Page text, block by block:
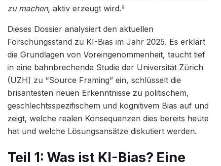
zu machen, aktiv erzeugt wird.9
Dieses Dossier analysiert den aktuellen
Forschungsstand zu KI-Bias im Jahr 2025. Es erklärt
die Grundlagen von Voreingenommenheit, taucht tief
in eine bahnbrechende Studie der Universität Zürich
(UZH) zu “Source Framing” ein, schlüsselt die
brisantesten neuen Erkenntnisse zu politischem,
geschlechtsspezifischem und kognitivem Bias auf und
zeigt, welche realen Konsequenzen dies bereits heute
hat und welche Lösungsansätze diskutiert werden.
Teil 1: Was ist KI-Bias? Eine